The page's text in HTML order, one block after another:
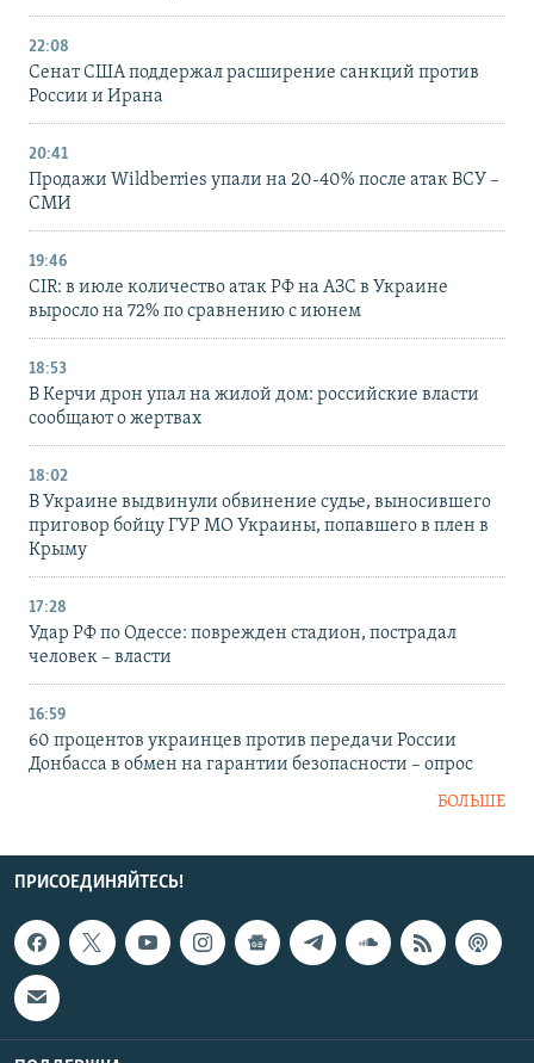
22:08
Сенат США поддержал расширение санкций против
России и Ирана
20:41
Продажи Wildberries упали на 20-40% после атак ВСУ –
СМИ
19:46
CIR: в июле количество атак РФ на АЗС в Украине
выросло на 72% по сравнению с июнем
18:53
В Керчи дрон упал на жилой дом: российские власти
сообщают о жертвах
18:02
В Украине выдвинули обвинение судье, выносившего
приговор бойцу ГУР МО Украины, попавшего в плен в
Крыму
17:28
Удар РФ по Одессе: поврежден стадион, пострадал
человек – власти
16:59
60 процентов украинцев против передачи России
Донбасса в обмен на гарантии безопасности – опрос
БОЛЬШЕ
ПРИСОЕДИНЯЙТЕСЬ!